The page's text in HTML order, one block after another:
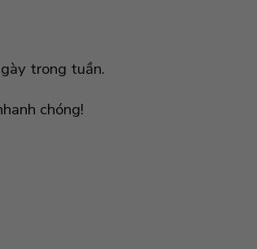
trong tuần.
chóng!